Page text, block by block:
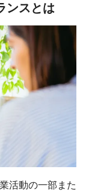
ンスとは
活動の一部また